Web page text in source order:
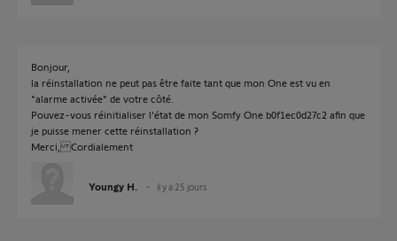
Bonjour,
la réinstallation ne peut pas être faite tant que mon One est vu en
"alarme activée" de votre côté.
Pouvez-vous réinitialiser l'état de mon Somfy One b0f1ec0d27c2 afin que
je puisse mener cette réinstallation ?
Merci, Cordialement
Youngy H. il y a 25 jours